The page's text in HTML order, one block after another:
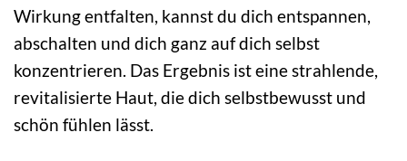
Wirkung entfalten, kannst du dich entspannen,
abschalten und dich ganz auf dich selbst
konzentrieren. Das Ergebnis ist eine strahlende,
revitalisierte Haut, die dich selbstbewusst und
schön fühlen lässt.